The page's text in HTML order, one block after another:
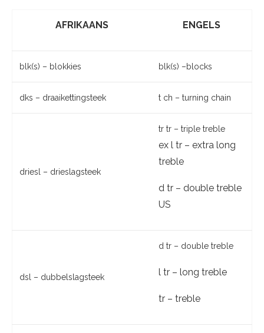
AFRIKAANS ENGELS
blk(s) – blokkies blk(s) –blocks
dks – draaikettingsteek t ch – turning chain
driesl – drieslagsteek
tr tr – triple treble
ex l tr – extra long
treble
d tr – double treble
US
dsl – dubbelslagsteek
d tr – double treble
l tr – long treble
tr – treble